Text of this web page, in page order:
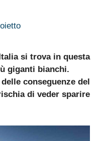
si trova in questa
giganti bianchi.
conseguenze del
di veder sparire